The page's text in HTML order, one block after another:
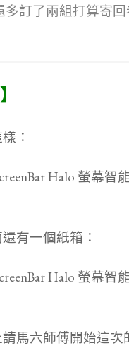
多訂了兩組打算寄
：
有一個紙箱：
馬六師傅開始這次